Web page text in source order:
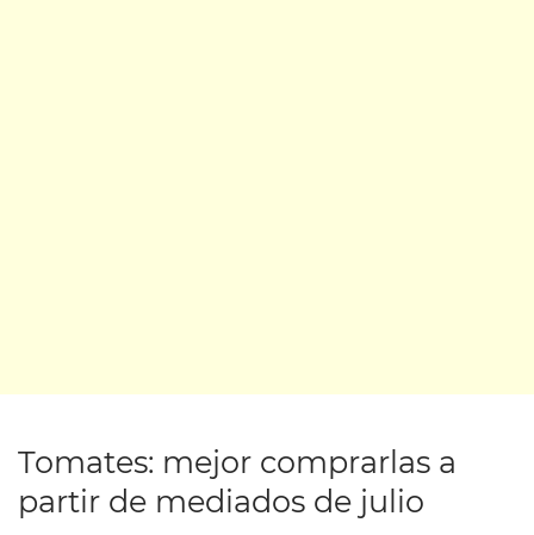
Tomates: mejor comprarlas a
partir de mediados de julio